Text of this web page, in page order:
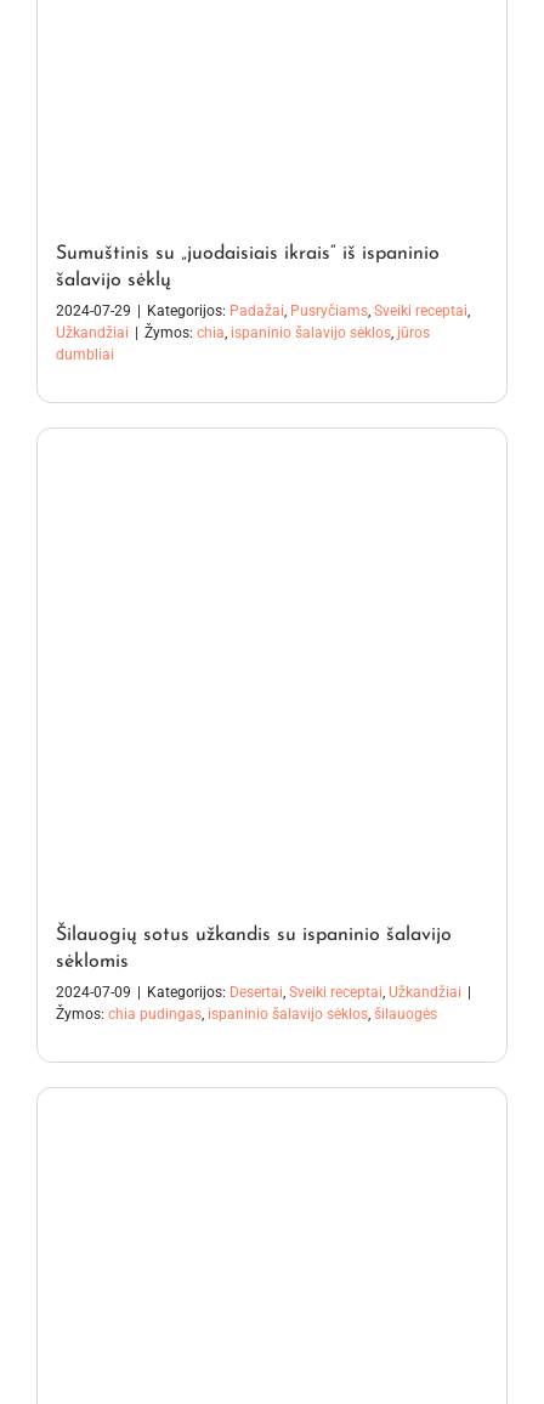
Sumuštinis su „juodaisiais ikrais“ iš ispaninio
šalavijo sėklų
2024-07-29 Kategorijos: Padažai, Pusryčiams, Sveiki receptai,
Užkandžiai
Žymos: chia, ispaninio šalavijo sėklos, jūros
dumbliai
Šilauogių sotus užkandis su ispaninio šalavijo
sėklomis
2024-07-09 Kategorijos: Desertai, Sveiki receptai, Užkandžiai
Žymos: chia pudingas, ispaninio šalavijo sėklos, šilauogės